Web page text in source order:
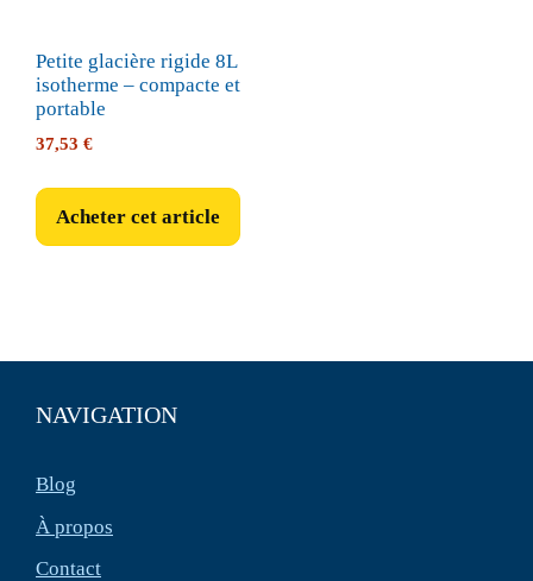
Petite glacière rigide 8L
isotherme – compacte et
portable
37,53 €
Acheter cet article
NAVIGATION
Blog
À propos
Contact